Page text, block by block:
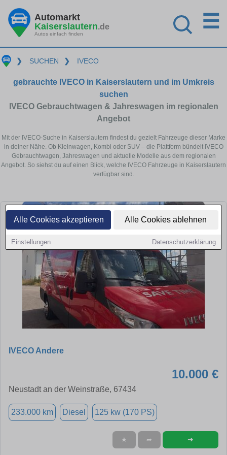
Alle Cookies akzeptieren Alle Cookies ablehnen
Einstellungen Datenschutzerklärung
Automarkt
Kaiserslautern.de
Autos einfach finden
☰
❯ SUCHEN ❯ IVECO
gebrauchte IVECO in Kaiserslautern und im Umkreis
suchen
IVECO Gebrauchtwagen & Jahreswagen im regionalen
Angebot
Mit der IVECO-Suche in Kaiserslautern findest du gezielt Fahrzeuge dieser Marke
in deiner Nähe. Ob Kleinwagen, Kombi oder SUV – die Plattform bündelt IVECO
Gebrauchtwagen, Jahreswagen und aktuelle Modelle aus dem regionalen
Angebot. So siehst du auf einen Blick, welche IVECO Fahrzeuge in Kaiserslautern
verfügbar sind.
IVECO Andere
10.000 €
Neustadt an der Weinstraße, 67434
233.000 km Diesel 125 kw (170 PS)
★ ➦ ➜